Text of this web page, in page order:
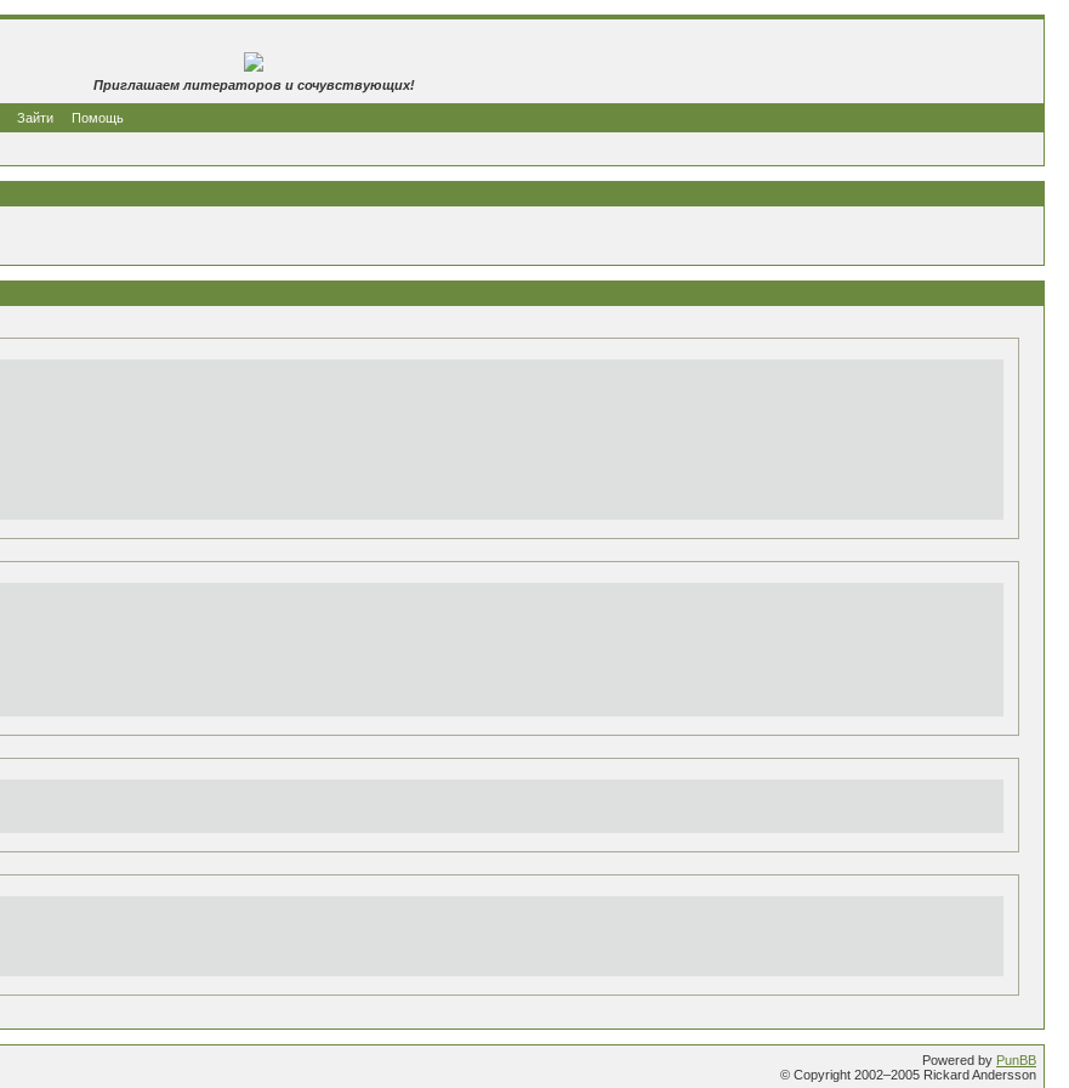
Приглашаем литераторов и сочувствующих!
Зайти Помощь
Powered by PunBB
© Copyright 2002–2005 Rickard Andersson